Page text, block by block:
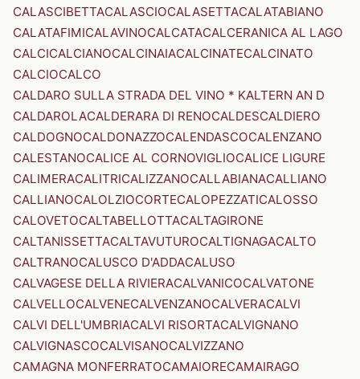
CALASCIBETTACALASCIOCALASETTACALATABIANO
CALATAFIMICALAVINOCALCATACALCERANICA AL LAGO
CALCICALCIANOCALCINAIACALCINATECALCINATO
CALCIOCALCO
CALDARO SULLA STRADA DEL VINO * KALTERN AN D
CALDAROLACALDERARA DI RENOCALDESCALDIERO
CALDOGNOCALDONAZZOCALENDASCOCALENZANO
CALESTANOCALICE AL CORNOVIGLIOCALICE LIGURE
CALIMERACALITRICALIZZANOCALLABIANACALLIANO
CALLIANOCALOLZIOCORTECALOPEZZATICALOSSO
CALOVETOCALTABELLOTTACALTAGIRONE
CALTANISSETTACALTAVUTUROCALTIGNAGACALTO
CALTRANOCALUSCO D'ADDACALUSO
CALVAGESE DELLA RIVIERACALVANICOCALVATONE
CALVELLOCALVENECALVENZANOCALVERACALVI
CALVI DELL'UMBRIACALVI RISORTACALVIGNANO
CALVIGNASCOCALVISANOCALVIZZANO
CAMAGNA MONFERRATOCAMAIORECAMAIRAGO